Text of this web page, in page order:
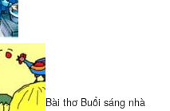
Bài thơ Buổi sáng nhà